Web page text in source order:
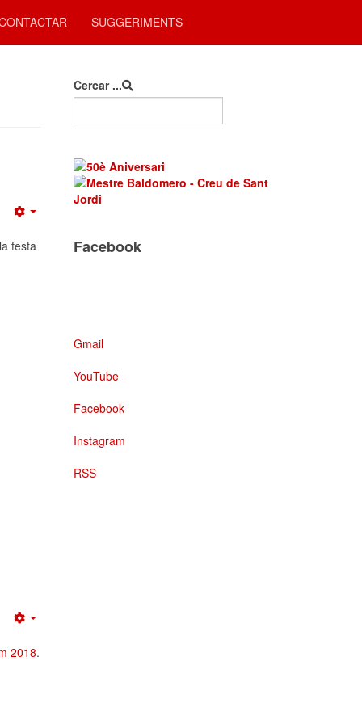
SUGGERIMENTS
festa
2018.
Cercar ...
Facebook
Gmail
YouTube
Facebook
Instagram
RSS